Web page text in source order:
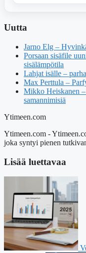
Uutta
Jarno Elg –
Porsaan sisäfile
sisälämpötila
Lahjat isälle –
Max Perttula –
Mikko Heiskanen
samannimisiä
Ytimeen.com
Ytimeen.com -
joka syntyi pienen
Lisää luettavaa